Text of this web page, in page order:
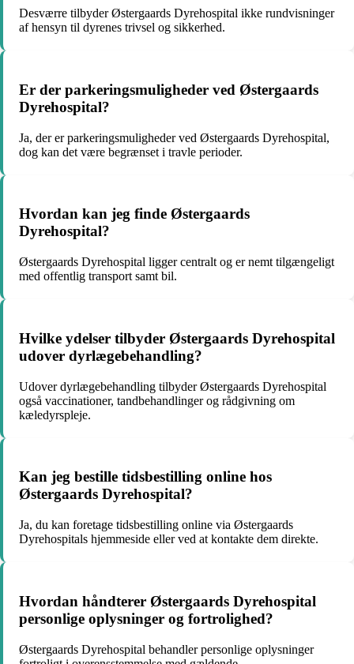
Desværre tilbyder Østergaards Dyrehospital ikke rundvisninger
af hensyn til dyrenes trivsel og sikkerhed.
Er der parkeringsmuligheder ved Østergaards
Dyrehospital?
Ja, der er parkeringsmuligheder ved Østergaards Dyrehospital,
dog kan det være begrænset i travle perioder.
Hvordan kan jeg finde Østergaards
Dyrehospital?
Østergaards Dyrehospital ligger centralt og er nemt tilgængeligt
med offentlig transport samt bil.
Hvilke ydelser tilbyder Østergaards Dyrehospital
udover dyrlægebehandling?
Udover dyrlægebehandling tilbyder Østergaards Dyrehospital
også vaccinationer, tandbehandlinger og rådgivning om
kæledyrspleje.
Kan jeg bestille tidsbestilling online hos
Østergaards Dyrehospital?
Ja, du kan foretage tidsbestilling online via Østergaards
Dyrehospitals hjemmeside eller ved at kontakte dem direkte.
Hvordan håndterer Østergaards Dyrehospital
personlige oplysninger og fortrolighed?
Østergaards Dyrehospital behandler personlige oplysninger